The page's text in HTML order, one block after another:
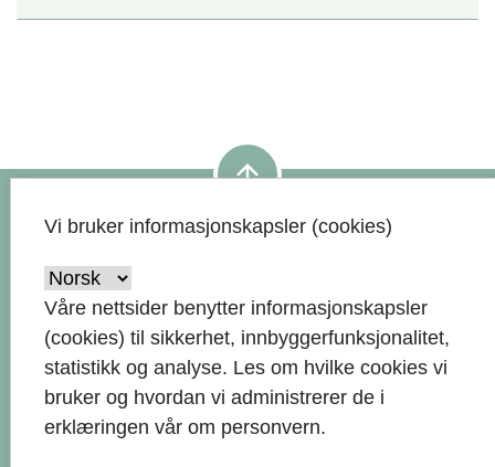
arrow_upward
Kontaktinformasjon
call 51 33 50 00
alternate_email Send e-post
Vi bruker informasjonskapsler (cookies)
Våre nettsider benytter informasjonskapsler
(cookies) til sikkerhet, innbyggerfunksjonalitet,
statistikk og analyse. Les om hvilke cookies vi
bruker og hvordan vi administrerer de i
erklæringen vår om personvern.